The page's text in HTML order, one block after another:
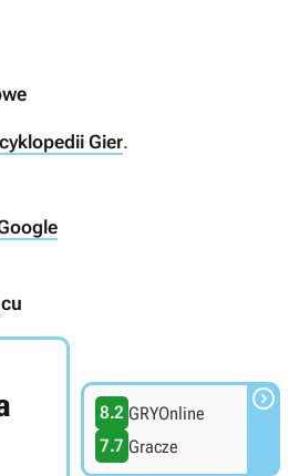
Gier.
8.2 GRYOnline
7.7 Gracze
